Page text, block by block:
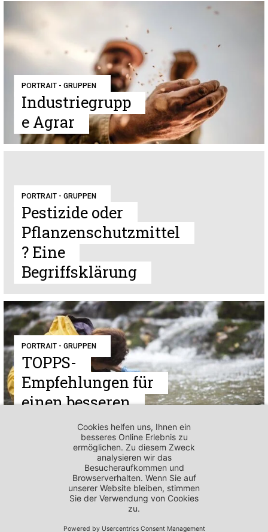
PORTRAIT - GRUPPEN
Industriegrupp
e Agrar
PORTRAIT - GRUPPEN
Pestizide oder
Pflanzenschutzmittel
? Eine
Begriffsklärung
PORTRAIT - GRUPPEN
TOPPS-
Empfehlungen für
einen besseren
Gewässerschutz